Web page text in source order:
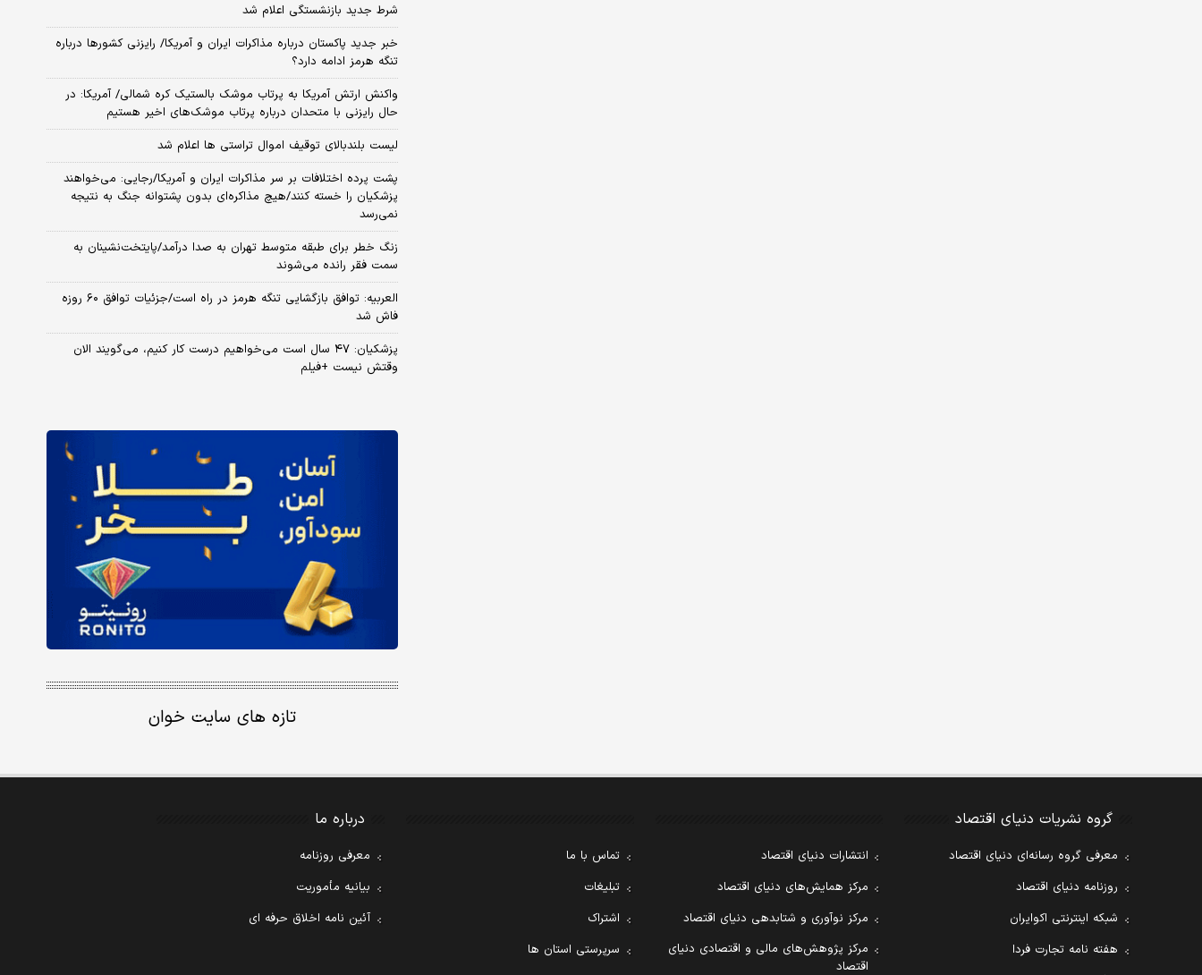
شرط جدید بازنشستگی اعلام شد
خبر جدید پاکستان درباره مذاکرات ایران و آمریکا/ رایزنی کشورها درباره
تنگه هرمز ادامه دارد؟
واکنش ارتش آمریکا به پرتاب موشک بالستیک کره شمالی/ آمریکا: در
حال رایزنی با متحدان درباره پرتاب موشک‌های اخیر هستیم
لیست بلندبالای توقیف اموال تراستی ها اعلام شد
پشت پرده اختلافات بر سر مذاکرات ایران و آمریکا/رجایی: می‌خواهند
پزشکیان را خسته کنند/هیچ مذاکره‌ای بدون پشتوانه جنگ به نتیجه
نمی‌رسد
زنگ خطر برای طبقه متوسط تهران به صدا درآمد/پایتخت‌نشینان به
سمت فقر رانده می‌شوند
العربیه: توافق بازگشایی تنگه هرمز در راه است/جزئیات توافق ۶۰ روزه
فاش شد
پزشکیان: ۴۷ سال است می‌خواهیم درست کار کنیم، می‌گویند الان
وقتش نیست +فیلم
تازه های سایت خوان
گروه نشریات دنیای اقتصاد
معرفی گروه رسانه‌ای دنیای اقتصاد
روزنامه دنیای اقتصاد
شبکه اینترنتی اکوایران
هفته نامه تجارت فردا
انتشارات دنیای اقتصاد
مرکز همایش‌های دنیای اقتصاد
مرکز نوآوری و شتابدهی دنیای اقتصاد
مرکز پژوهش‌های مالی و اقتصادی دنیای
اقتصاد
تماس با ما
تبلیغات
اشتراک
سرپرستی استان ها
درباره ما
معرفی روزنامه
بیانیه مأموریت
آئین نامه اخلاق حرفه ای